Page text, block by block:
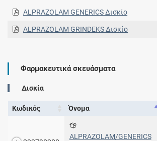
ALPRAZOLAM GENERICS Δισκίο
ALPRAZOLAM GRINDEKS Δισκίο
Φαρμακευτικά σκευάσματα
Δισκία
Κωδικός Όνομα
ALPRAZOLAM/GENERICS